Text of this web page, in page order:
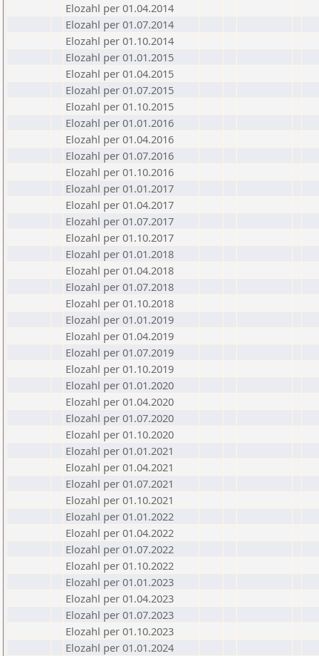
Elozahl per 01.04.2014
Elozahl per 01.07.2014
Elozahl per 01.10.2014
Elozahl per 01.01.2015
Elozahl per 01.04.2015
Elozahl per 01.07.2015
Elozahl per 01.10.2015
Elozahl per 01.01.2016
Elozahl per 01.04.2016
Elozahl per 01.07.2016
Elozahl per 01.10.2016
Elozahl per 01.01.2017
Elozahl per 01.04.2017
Elozahl per 01.07.2017
Elozahl per 01.10.2017
Elozahl per 01.01.2018
Elozahl per 01.04.2018
Elozahl per 01.07.2018
Elozahl per 01.10.2018
Elozahl per 01.01.2019
Elozahl per 01.04.2019
Elozahl per 01.07.2019
Elozahl per 01.10.2019
Elozahl per 01.01.2020
Elozahl per 01.04.2020
Elozahl per 01.07.2020
Elozahl per 01.10.2020
Elozahl per 01.01.2021
Elozahl per 01.04.2021
Elozahl per 01.07.2021
Elozahl per 01.10.2021
Elozahl per 01.01.2022
Elozahl per 01.04.2022
Elozahl per 01.07.2022
Elozahl per 01.10.2022
Elozahl per 01.01.2023
Elozahl per 01.04.2023
Elozahl per 01.07.2023
Elozahl per 01.10.2023
Elozahl per 01.01.2024